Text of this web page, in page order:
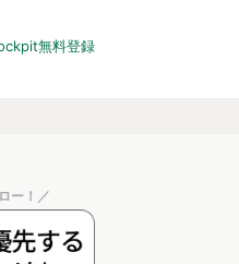
無料登録
ー！／